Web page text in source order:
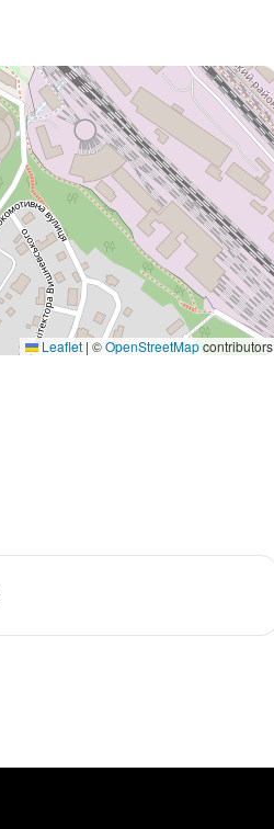
Leaflet | ©OpenStreetMapcontributors